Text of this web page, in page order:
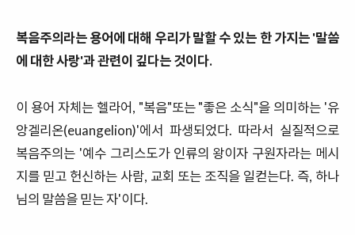
복음주의라는용어에 대해 우리가 말할수있는 한 가지는'말씀
에 대한사랑'과관련이 깊다는 것이다.
이 용어 자체는 헬라어, "복음"또는"좋은 소식"을 의미하는 '유
앙겔리온(euangelion)'에서 파생되었다. 따라서 실질적으로
복음주의는 '예수 그리스도가 인류의 왕이자 구원자라는 메시
지를 믿고 헌신하는 사람, 교회 또는 조직을 일컫는다. 즉, 하나
님의 말씀을믿는자'이다.